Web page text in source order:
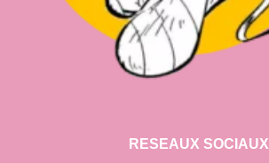
RESEAUX SOCIAUX